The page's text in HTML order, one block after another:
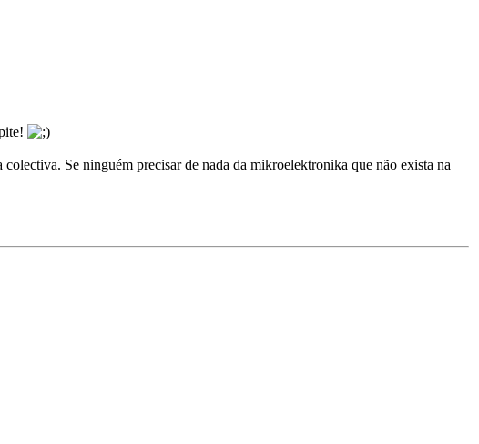
Se ninguém precisar de nada da mikroelektronika que não exista na